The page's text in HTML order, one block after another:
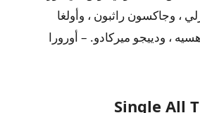
، وجاكسون راثبون ، وأولغا
، ودييجو ميركادو. – أورورا